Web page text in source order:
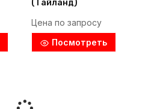
(Тайланд)
Цена по запросу
Посмотреть